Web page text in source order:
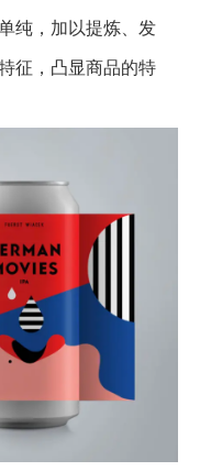
纯，加以提炼、发
征，凸显商品的特